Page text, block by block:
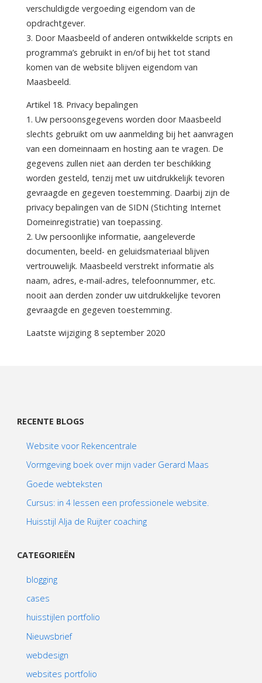
verschuldigde vergoeding eigendom van de
opdrachtgever.
3. Door Maasbeeld of anderen ontwikkelde scripts en
programma’s gebruikt in en/of bij het tot stand
komen van de website blijven eigendom van
Maasbeeld.
Artikel 18. Privacy bepalingen
1. Uw persoonsgegevens worden door Maasbeeld
slechts gebruikt om uw aanmelding bij het aanvragen
van een domeinnaam en hosting aan te vragen. De
gegevens zullen niet aan derden ter beschikking
worden gesteld, tenzij met uw uitdrukkelijk tevoren
gevraagde en gegeven toestemming. Daarbij zijn de
privacy bepalingen van de SIDN (Stichting Internet
Domeinregistratie) van toepassing.
2. Uw persoonlijke informatie, aangeleverde
documenten, beeld- en geluidsmateriaal blijven
vertrouwelijk. Maasbeeld verstrekt informatie als
naam, adres, e-mail-adres, telefoonnummer, etc.
nooit aan derden zonder uw uitdrukkelijke tevoren
gevraagde en gegeven toestemming.
Laatste wijziging 8 september 2020
RECENTE BLOGS
Website voor Rekencentrale
Vormgeving boek over mijn vader Gerard Maas
Goede webteksten
Cursus: in 4 lessen een professionele website.
Huisstijl Alja de Ruijter coaching
CATEGORIEËN
blogging
cases
huisstijlen portfolio
Nieuwsbrief
webdesign
websites portfolio